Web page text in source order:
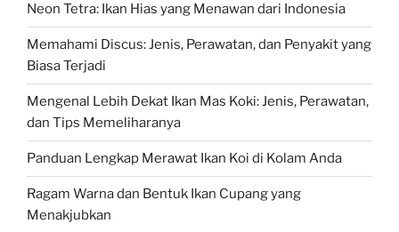
Neon Tetra: Ikan Hias yang Menawan dari Indonesia
Memahami Discus: Jenis, Perawatan, dan Penyakit yang
Biasa Terjadi
Mengenal Lebih Dekat Ikan Mas Koki: Jenis, Perawatan,
dan Tips Memeliharanya
Panduan Lengkap Merawat Ikan Koi di Kolam Anda
Ragam Warna dan Bentuk Ikan Cupang yang
Menakjubkan